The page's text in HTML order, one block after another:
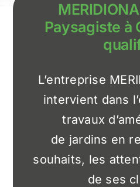
Paysagiste à
L’entreprise
intervient dans
travaux
de jardins en
souhaits, les
de ses